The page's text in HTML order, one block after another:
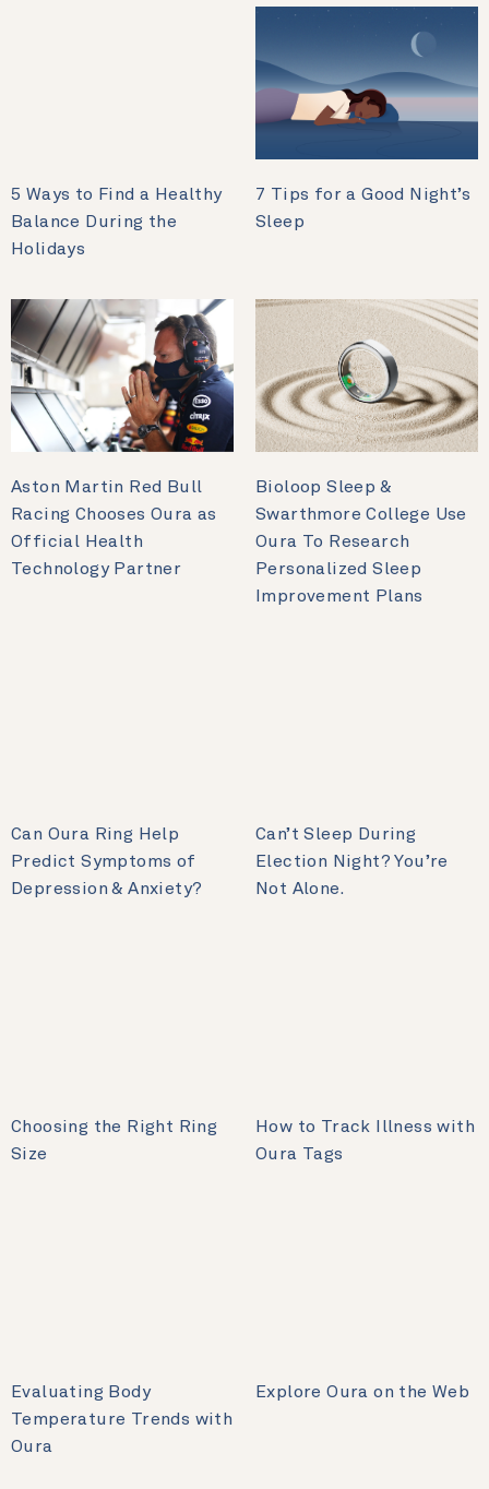
5 Ways to Find a Healthy
Balance During the
Holidays
7 Tips for a Good Night’s
Sleep
Aston Martin Red Bull
Racing Chooses Oura as
Official Health
Technology Partner
Bioloop Sleep &
Swarthmore College Use
Oura To Research
Personalized Sleep
Improvement Plans
Can Oura Ring Help
Predict Symptoms of
Depression & Anxiety?
Can’t Sleep During
Election Night? You’re
Not Alone.
Choosing the Right Ring
Size
How to Track Illness with
Oura Tags
Evaluating Body
Temperature Trends with
Oura
Explore Oura on the Web